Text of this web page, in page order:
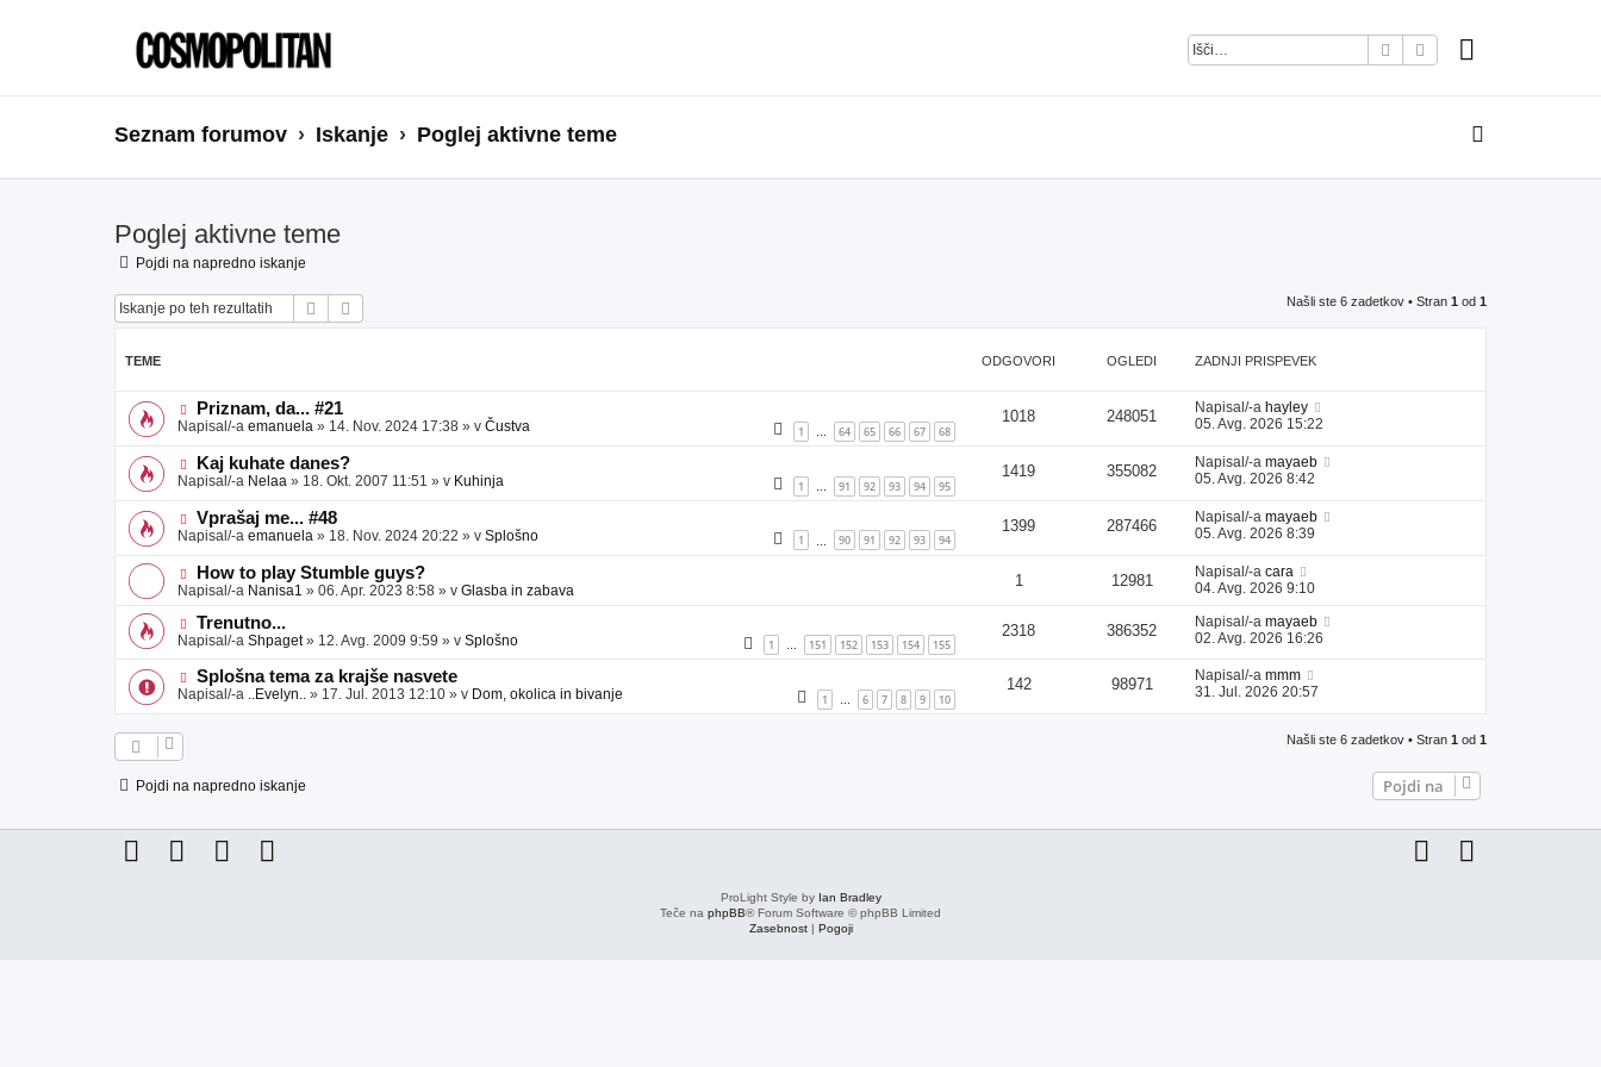
IskanjeNapredno iskanje
Seznam forumov Iskanje Poglej aktivne teme
Poglej aktivne teme
Pojdi na napredno iskanje
Iskanje Našli ste 6 zadetkov • Stran 1 od 1
TEME ODGOVORI OGLEDI ZADNJI PRISPEVEK
N
o
e
o
b
j
a
v
e
Priznam, da... #21
Napisal/-a emanuela » 14. Nov. 2024 17:38 » v Čustva 1 64 65 66 67 68
1018 248051 Napisal/-a hayley
05. Avg. 2026 15:22
N
o
e
b
j
a
v
e
Kaj kuhate danes?
Napisal/-a Nelaa » 18. Okt. 2007 11:51 » v Kuhinja 1 91 92 93 94 95
1419 355082 Napisal/-a mayaeb
05. Avg. 2026 8:42
N
o
v
e
o
b
v
e
Vprašaj me... #48
Napisal/-a emanuela » 18. Nov. 2024 20:22 » v Splošno 1 90 91 92 93 94
1399 287466 Napisal/-a mayaeb
05. Avg. 2026 8:39
N
o
v
e
o
b
a
v
How to play Stumble guys?
Napisal/-a Nanisa1 » 06. Apr. 2023 8:58 » v Glasba in zabava
1 12981 Napisal/-a cara
04. Avg. 2026 9:10
N
o
v
e
o
b
Trenutno...
Napisal/-a Shpaget» 12. Avg. 2009 9:59 » v Splošno 1 … 151 152 153 154 155
2318 386352 Napisal/-a mayaeb
02. Avg. 2026 16:26
N
o
a
Splošna tema za krajše nasvete
Napisal/-a ..Evelyn.. » 17. Jul. 2013 12:10 » v Dom, okolica in bivanje 1 … 6 7 8 9 10
142 98971 Napisal/-a mmm
31. Jul. 2026 20:57
Našli ste 6 zadetkov • Stran 1 od 1
Pojdi na napredno iskanje Pojdi na
ProLight Style by Ian Bradley
Teče na phpBB® Forum Software © phpBB Limited
Zasebnost| Pogoji